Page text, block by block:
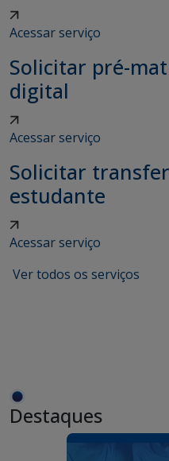
Acessar serviço
Solicitar pré-
digital
Acessar serviço
Solicitar
estudante
Acessar serviço
Ver todos os serviços
Destaques